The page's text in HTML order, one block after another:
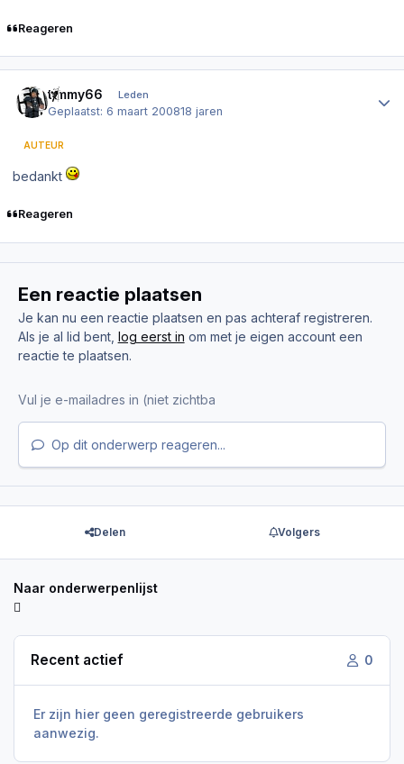
Reageren
timmy66 Leden
Geplaatst:6 maart 200818 jaren
AUTEUR
bedankt
Reageren
Een reactie plaatsen
Je kan nu een reactie plaatsen en pas achteraf registreren.
Als je al lid bent, log eerst in om met je eigen account een
reactie te plaatsen.
Op dit onderwerp reageren...
Delen Volgers
Naar onderwerpenlijst
Recent actief 0
Er zijn hier geen geregistreerde gebruikers
aanwezig.